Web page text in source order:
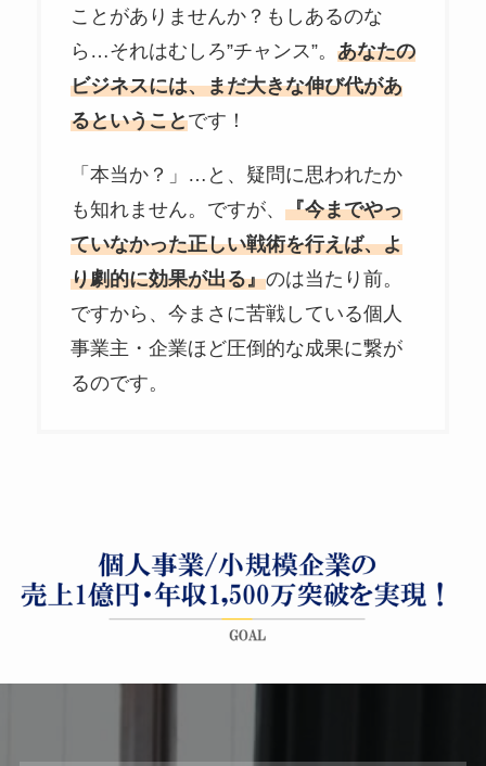
ことがありませんか？もしあるのな
ら…それはむしろ”チャンス”。 あなたの
ビジネスには、まだ大きな伸び代があ
るということです！
「本当か？」…と、疑問に思われたか
も知れません。ですが、 『今までやっ
ていなかった正しい戦術を行えば、よ
り劇的に効果が出る』のは当たり前。
ですから、今まさに苦戦している個人
事業主・企業ほど圧倒的な成果に繋が
るのです。